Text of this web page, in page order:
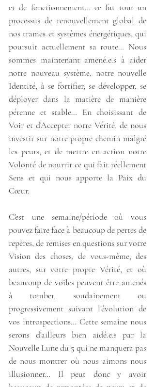
et de fonctionnement… ce fut tout un
processus de renouvellement global de
nos trames et systèmes énergétiques, qui
poursuit actuellement sa route… Nous
sommes maintenant amené.e.s à aider
notre nouveau système, notre nouvelle
Identité, à se fortifier, se développer, se
déployer dans la matière de manière
pérenne et stable… En choisissant de
Voir et d'Accepter notre Vérité, de nous
investir sur notre propre chemin malgré
les peurs, et de mettre en action notre
Volonté de nourrir ce qui fait réellement
Sens et qui nous apporte la Paix du
Cœur.
C'est une semaine/période où vous
pouvez faire face à beaucoup de pertes de
repères, de remises en questions sur votre
Vision des choses, de vous-même, des
autres, sur votre propre Vérité, et où
beaucoup de voiles peuvent être amenés
à tomber, soudainement ou
progressivement suivant l'évolution de
vos introspections… Cette semaine nous
serons d'ailleurs bien aidé.e.s par la
Nouvelle Lune du 5 qui ne manquera pas
de nous montrer où nous aimons nous
illusionner… Il peut donc y avoir